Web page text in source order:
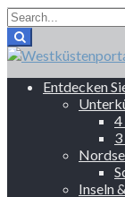
Entdecken
4
Inseln